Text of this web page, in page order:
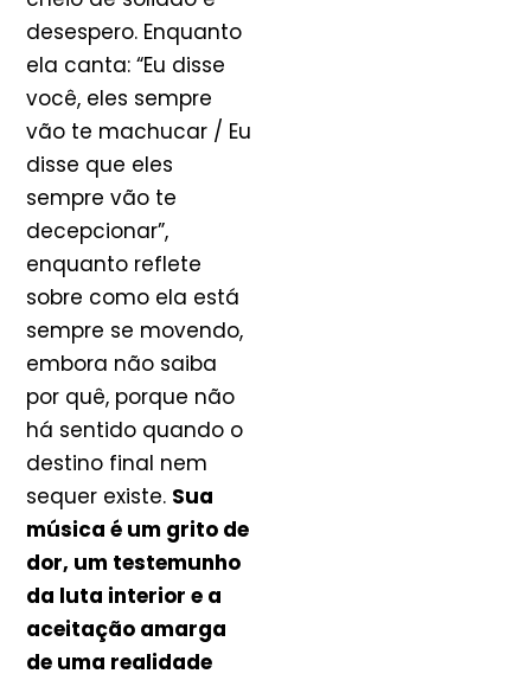
desespero. Enquanto
ela canta: “Eu disse
você, eles sempre
vão te machucar / Eu
disse que eles
sempre vão te
decepcionar”,
enquanto reflete
sobre como ela está
sempre se movendo,
embora não saiba
por quê, porque não
há sentido quando o
destino final nem
sequer existe. Sua
música é um grito de
dor, um testemunho
da luta interior e a
aceitação amarga
de uma realidade